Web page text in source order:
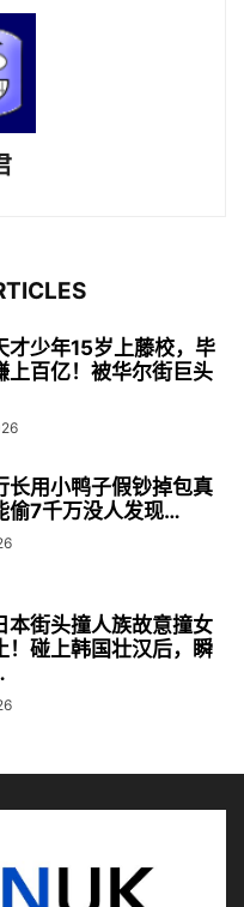
才少年15岁上藤校，毕
上百亿！被华尔街巨头
长用小鸭子假钞掉包真
偷7千万没人发现…
本街头撞人族故意撞女
！碰上韩国壮汉后，瞬